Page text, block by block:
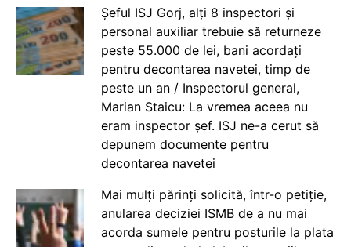
Șeful ISJ Gorj, alți 8 inspectori și
personal auxiliar trebuie să returneze
peste 55.000 de lei, bani acordați
pentru decontarea navetei, timp de
peste un an / Inspectorul general,
Marian Staicu: La vremea aceea nu
eram inspector șef. ISJ ne-a cerut să
depunem documente pentru
decontarea navetei
Mai mulți părinți solicită, într-o petiție,
anularea deciziei ISMB de a nu mai
acorda sumele pentru posturile la plata